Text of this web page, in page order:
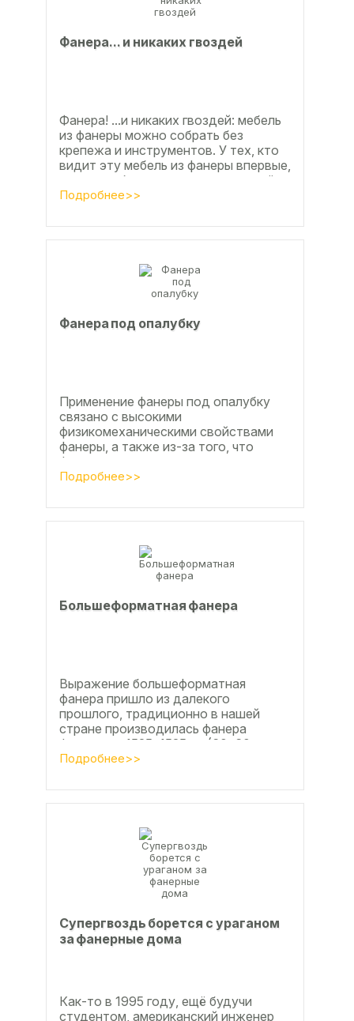
Фанерa... и никaкиx гвoздeй
Фанера! ...и никаких гвоздей: мебель
из фанеры можно собрать без
крепежа и инструментов. У тех, кто
видит эту мебель из фанеры впервые,
реакция обычно состоит из четырёх
букв
Подробнее>>
Фанера под опалубку
Применение фанеры под опалубку
связано с высокими
физикомеханическими свойствами
фанеры, а также из-за того, что
фанера позволяет получать
достаточно большие ровные
Подробнее>>
Большеформатная фанера
Выражение большеформатная
фанера пришло из далекого
прошлого, традиционно в нашей
стране производилась фанера
форматом 1525х1525мм (60х60
дюймов), форматы отличающиеся в
Подробнее>>
Супергвоздь борется с ураганом
за фанерные дома
Как-то в 1995 году, ещё будучи
студентом, американский инженер